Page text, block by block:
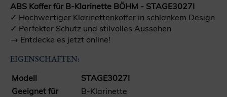
ABS Koffer für B-Klarinette BÖHM - STAGE3027I
✓ Hochwertiger Klarinettenkoffer in schlankem Design
✓ Perfekter Schutz und stilvolles Aussehen
→ Entdecke es jetzt online!
EIGENSCHAFTEN:
Modell
STAGE3027I
Geeignet für
B-Klarinette